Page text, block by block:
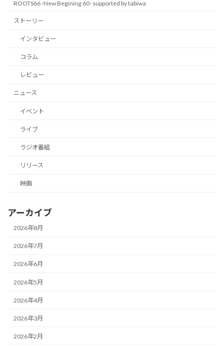
ROOTS66 -New Begining 60- supported by tabiwa
ストーリー
インタビュー
コラム
レビュー
ニュース
イベント
ライブ
ラジオ番組
リリース
映画
アーカイブ
2026年8月
2026年7月
2026年6月
2026年5月
2026年4月
2026年3月
2026年2月